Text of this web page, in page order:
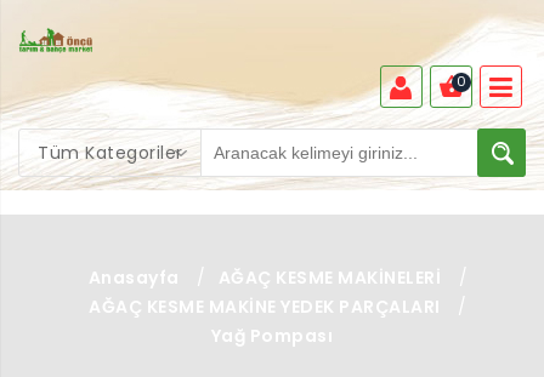
Tüm Kategoriler
0
Anasayfa / AĞAÇ KESME MAKİNELERİ
/
AĞAÇ KESME MAKİNE YEDEK PARÇALARI
/
Yağ Pompası